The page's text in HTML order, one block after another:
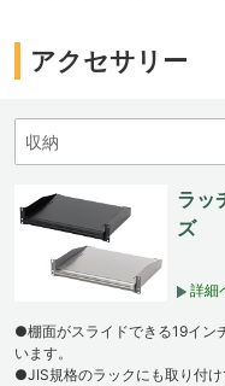
アクセサリー
ラッ
ズ
詳細
●棚面がスライドできる19イン
います。
●JIS規格のラックにも取り付け